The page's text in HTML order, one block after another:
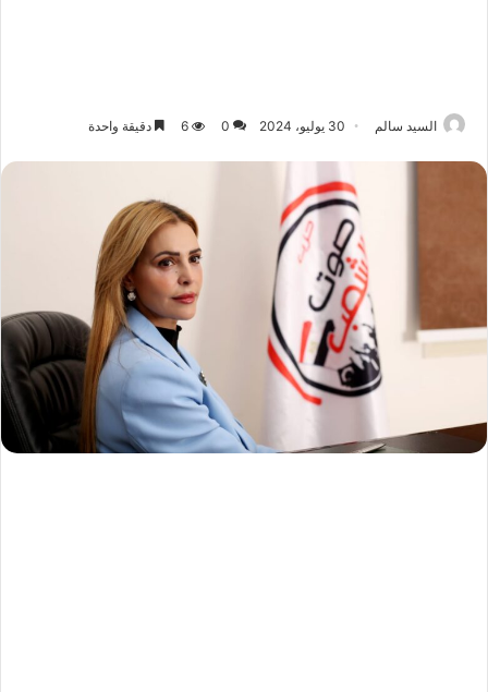
السيد سالم 30 يوليو، 2024 0
6 دقيقة واحدة